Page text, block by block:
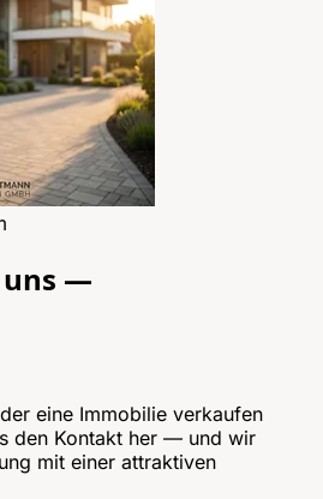
uns —
eine Immobilie verkaufen
den Kontakt her — und wir
mit einer attraktiven